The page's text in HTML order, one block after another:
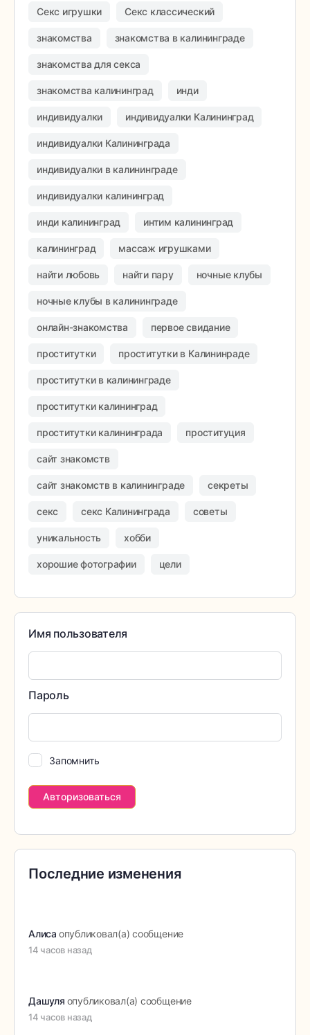
Секс игрушки Секс классический
знакомства знакомства в калининграде
знакомства для секса
знакомства калининград инди
индивидуалки индивидуалки Калининград
индивидуалки Калининграда
индивидуалки в калининграде
индивидуалки калининград
инди калининград интим калининград
калининград массаж игрушками
найти любовь найти пару ночные клубы
ночные клубы в калининграде
онлайн-знакомства первое свидание
проститутки проститутки в Калининраде
проститутки в калининграде
проститутки калининград
проститутки калининграда проституция
сайт знакомств
сайт знакомств в калининграде секреты
секс секс Калининграда советы
уникальность хобби
хорошие фотографии цели
Имя пользователя
Пароль
Запомнить
Последние изменения
Алиса опубликовал(а) сообщение
14 часов назад
Дашуля опубликовал(а) сообщение
14 часов назад